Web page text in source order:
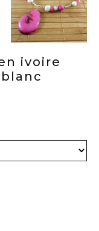
ivoire